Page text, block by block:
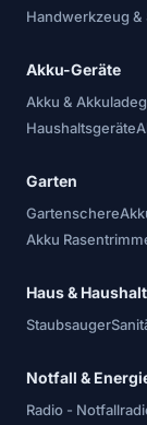
Handwerkzeug &
Akku-Geräte
Akku &
Haushaltsgeräte
Garten
Gartenschere
Akku
Haus & Haushalt
Staubsauger
Notfall &
Radio -